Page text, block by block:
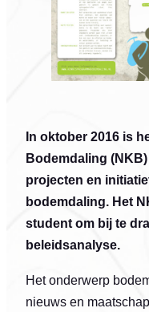
In oktober 2016 is
Bodemdaling
projecten en
bodemdaling. Het
student om bij te
beleidsanalyse.
Het onderwerp
nieuws en